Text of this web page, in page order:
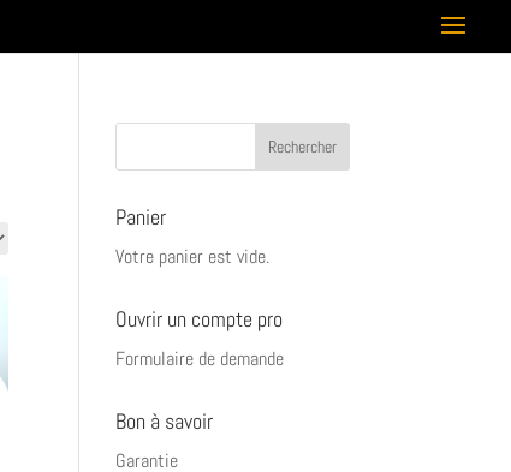
Panier
Votre panier est vide.
Ouvrir un compte pro
Formulaire de demande
Bon à savoir
Garantie